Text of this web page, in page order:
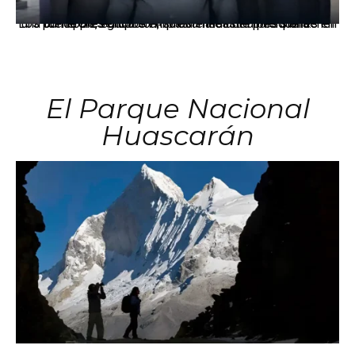
Los principales grupos empresariales del país mantienen una fuerte presencia en Áncash mediante inversiones en comercio, educación, salud e industria pesquera.
El Parque Nacional
Huascarán